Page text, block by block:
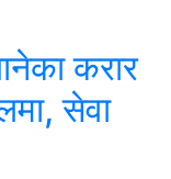
करार
सेवा